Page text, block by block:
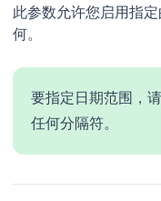
此参数允许您启用指
何。
要指定日期范围，
任何分隔符。